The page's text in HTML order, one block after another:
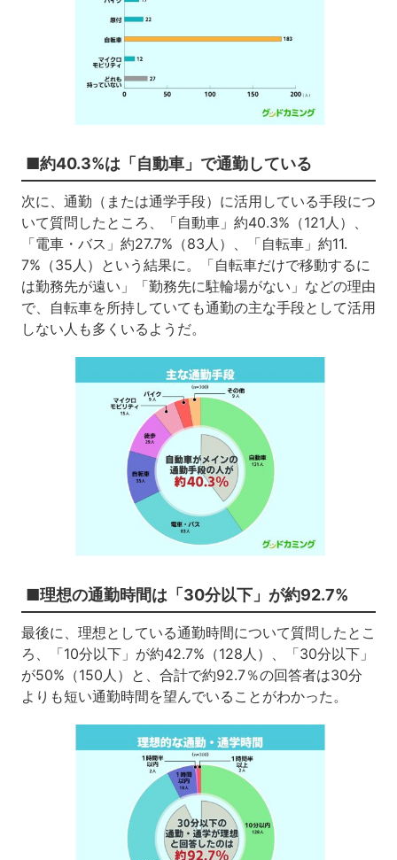
■約40.3%は「自動車」で通勤している
次に、通勤（または通学手段）に活用している手段につ
いて質問したところ、「自動車」約40.3%（121人）、
「電車・バス」約27.7%（83人）、「自転車」約11.
7%（35人）という結果に。「自転車だけで移動するに
は勤務先が遠い」「勤務先に駐輪場がない」などの理由
で、自転車を所持していても通勤の主な手段として活用
しない人も多くいるようだ。
■理想の通勤時間は「30分以下」が約92.7%
最後に、理想としている通勤時間について質問したとこ
ろ、「10分以下」が約42.7%（128人）、「30分以下」
が50%（150人）と、合計で約92.7％の回答者は30分
よりも短い通勤時間を望んでいることがわかった。